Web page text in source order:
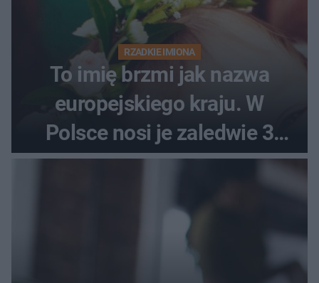
RZADKIE IMIONA
To imię brzmi jak nazwa
europejskiego kraju. W
Polsce nosi je zaledwie 3
kobiety